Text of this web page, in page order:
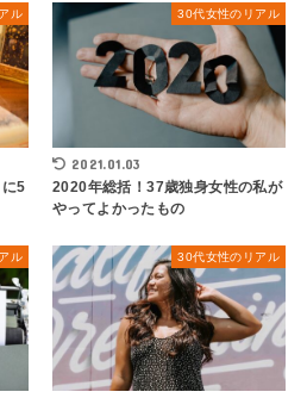
ル
5
30代女性のリアル
2021.01.03
2020年総括！37歳独身女性の私が
やってよかったもの
ル 30代女性のリアル